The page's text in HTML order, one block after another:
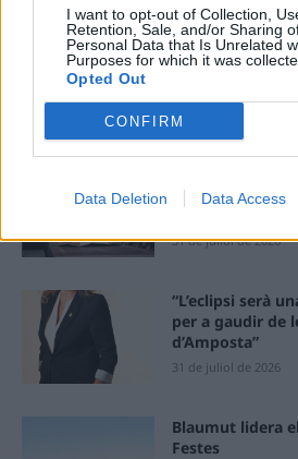
I want to opt-out of Collection,
Retention, Sale, and/or Sharing
Personal Data that Is Unrelated
Purposes for which it was
Opted Out
CONFIRM
Data Deletion Data Access
Amposta
i culmina un
gastronomia
6 d'agost de 2026
enguany amb
31 de juliol de 2026
“L’eclipsi serà
per a gaudir de
d’Amposta”
31 de juliol de 2026
Blaumut lidera
Festes